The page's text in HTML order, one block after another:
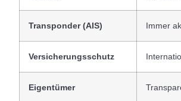
Transponder (AIS) Immer
Versicherungsschutz
Eigentümer